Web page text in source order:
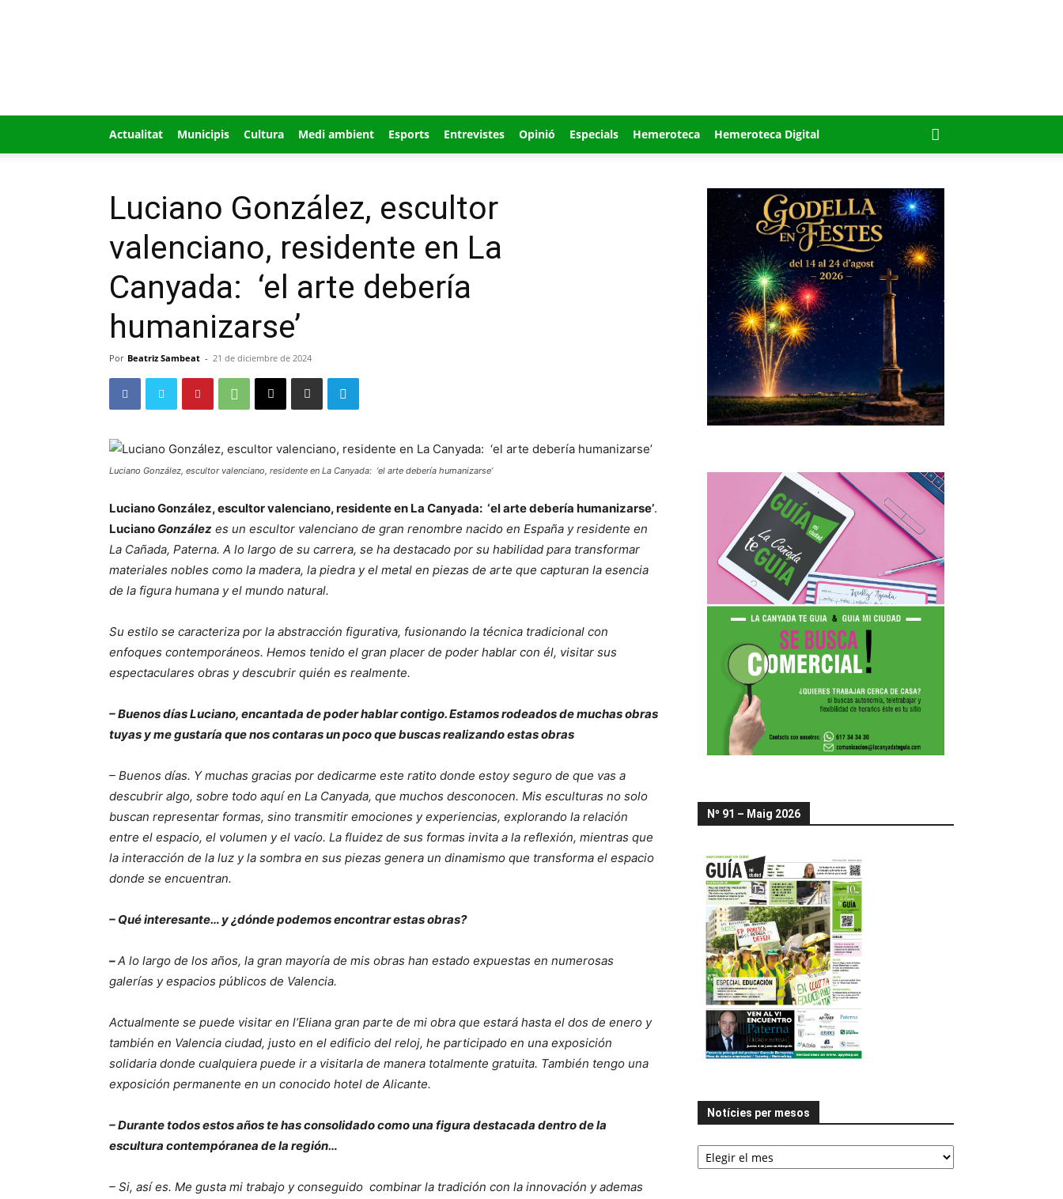
Actualitat Municipis Cultura Medi ambient Esports Entrevistes Opinió Especials Hemeroteca Hemeroteca Digital
Luciano González, escultor
valenciano, residente en La
Canyada: ‘el arte debería
humanizarse’
Por Beatriz Sambeat - 21 de diciembre de 2024
Luciano González, escultor valenciano, residente en La Canyada: ‘el arte debería humanizarse’
Luciano González, escultor valenciano, residente en La Canyada: ‘el arte debería humanizarse’.
Luciano González es un escultor valenciano de gran renombre nacido en España y residente en
La Cañada, Paterna. A lo largo de su carrera, se ha destacado por su habilidad para transformar
materiales nobles como la madera, la piedra y el metal en piezas de arte que capturan la esencia
de la figura humana y el mundo natural.
Su estilo se caracteriza por la abstracción figurativa, fusionando la técnica tradicional con
enfoques contemporáneos. Hemos tenido el gran placer de poder hablar con él, visitar sus
espectaculares obras y descubrir quién es realmente.
– Buenos días Luciano, encantada de poder hablar contigo. Estamos rodeados de muchas obras
tuyas y me gustaría que nos contaras un poco que buscas realizando estas obras
– Buenos días. Y muchas gracias por dedicarme este ratito donde estoy seguro de que vas a
descubrir algo, sobre todo aquí en La Canyada, que muchos desconocen. Mis esculturas no solo
buscan representar formas, sino transmitir emociones y experiencias, explorando la relación
entre el espacio, el volumen y el vacío. La fluidez de sus formas invita a la reflexión, mientras que
la interacción de la luz y la sombra en sus piezas genera un dinamismo que transforma el espacio
donde se encuentran.
– Qué interesante… y ¿dónde podemos encontrar estas obras?
–A lo largo de los años, la gran mayoría de mis obras han estado expuestas en numerosas
galerías y espacios públicos de Valencia.
Actualmente se puede visitar en l’Eliana gran parte de mi obra que estará hasta el dos de enero y
también en Valencia ciudad, justo en el edificio del reloj, he participado en una exposición
solidaria donde cualquiera puede ir a visitarla de manera totalmente gratuita. También tengo una
exposición permanente en un conocido hotel de Alicante.
– Durante todos estos años te has consolidado como una figura destacada dentro de la
escultura contempóranea de la región…
– Si, así es. Me gusta mi trabajo y conseguido combinar la tradición con la innovación y ademas
Nº 91 – Maig 2026
Notícies per mesos
Notícies
per